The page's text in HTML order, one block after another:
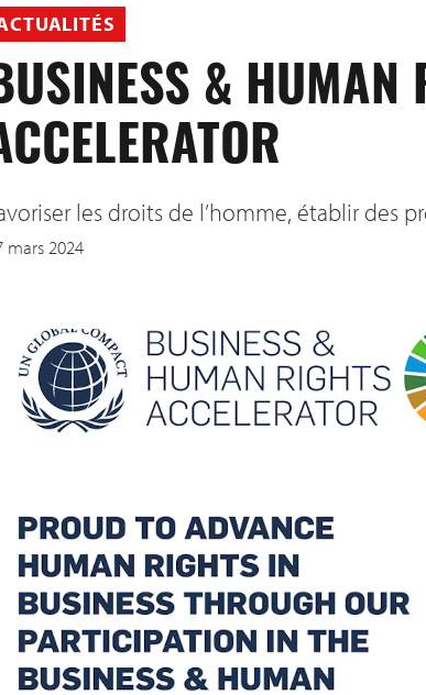
& HUMAN
les droits de l’homme, établir des
mars 2024